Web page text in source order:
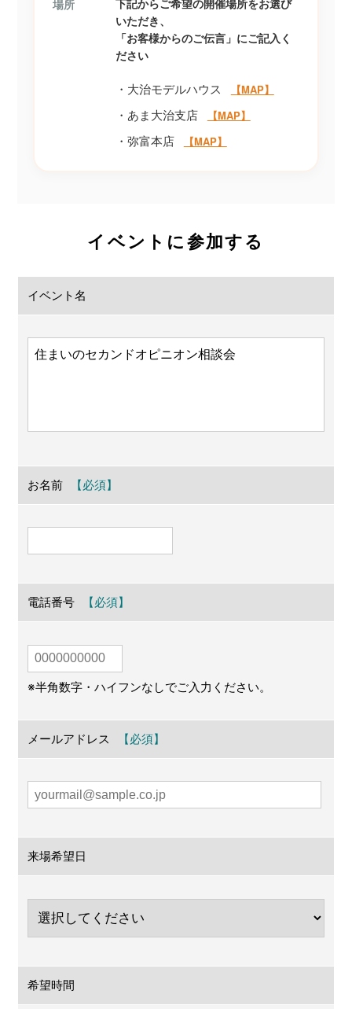
場所
いただき、
「お客様からのご伝言」にご記入く
ださい
・大治モデルハウス 【MAP】
・あま大治支店 【MAP】
・弥富本店 【MAP】
イベントに参加する
イベント名
お名前
電話番号
※半角数字・ハイフンなしでご入力ください。
メールアドレス
来場希望日
希望時間